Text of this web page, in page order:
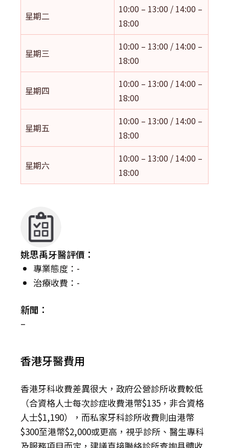
星期二
10:00 – 13:00 / 14:00 –
18:00
星期三
10:00 – 13:00 / 14:00 –
18:00
星期四
10:00 – 13:00 / 14:00 –
18:00
星期五
10:00 – 13:00 / 14:00 –
18:00
星期六
10:00 – 13:00 / 14:00 –
18:00
姚思禹牙醫評價：
專業態度：-
治療收費：-
新聞：
–
香港牙醫費用
香港牙科收費差異很大，政府公營診所收費較低
（合資格人士每次診症收費港幣$135，非合資格
人士$1,190），而私家牙科診所收費則由港幣
$300至港幣$2,000或更高，視乎診所、醫生專科